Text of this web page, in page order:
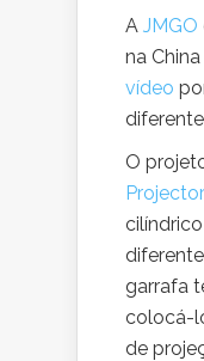
A JMGO
na
vídeo
O
Projector
garrafa
colocá-
de